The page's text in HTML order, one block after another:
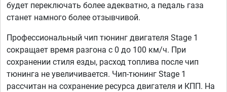
будет переключать более адекватно, а педаль газа
станет намного более отзывчивой.
Профессиональный чип тюнинг двигателя Stage 1
сокращает время разгона с 0 до 100 км/ч. При
сохранении стиля езды, расход топлива после чип
тюнинга не увеличивается. Чип-тюнинг Stage 1
рассчитан на сохранение ресурса двигателя и КПП. На